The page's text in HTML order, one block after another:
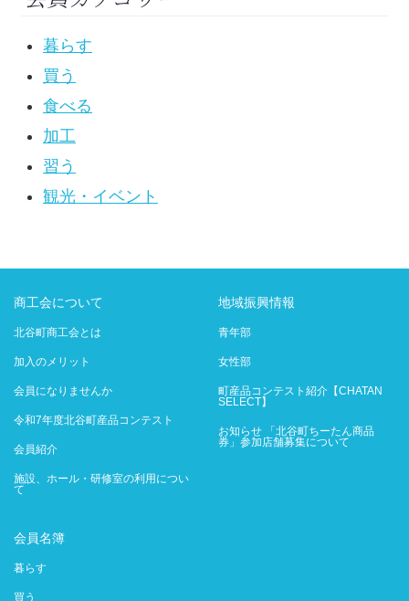
暮らす
買う
食べる
加工
習う
観光・イベント
商工会について
北谷町商工会とは
加入のメリット
会員になりませんか
令和7年度北谷町産品コンテスト
会員紹介
施設、ホール・研修室の利用につい
て
地域振興情報
青年部
女性部
町産品コンテスト紹介【CHATAN
SELECT】
お知らせ 「北谷町ちーたん商品
券」参加店舗募集について
会員名簿
暮らす
買う